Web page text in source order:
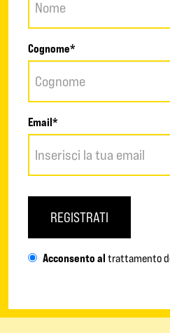
Cognome*
Email*
REGISTRATI
Acconsento al trattamento